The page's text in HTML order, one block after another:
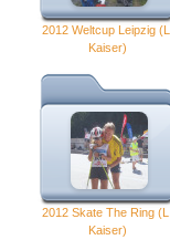
2012 Weltcup Leipzig (L.
Kaiser)
2012 Skate The Ring (L.
Kaiser)